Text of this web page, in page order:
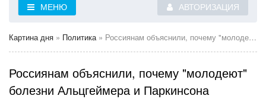
АВТОРИЗАЦИЯ
МЕНЮ
Картина дня » Политика» Россиянам объяснили, почему "молодеют" болезни Альцгеймера и Паркинсона
Россиянам объяснили, почему "молодеют"
болезни Альцгеймера и Паркинсона